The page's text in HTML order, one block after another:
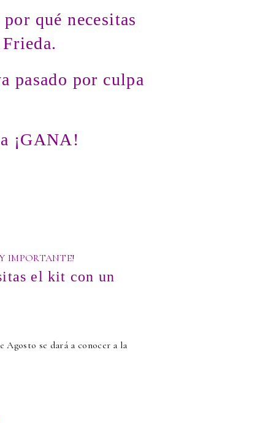
qué necesitas
pasado por culpa
¡GANA!
IMPORTANTE!
el kit con un
Agosto se dará a conocer a la